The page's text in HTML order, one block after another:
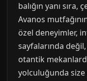
balığın yanı
Avanos
özel deneyimler,
sayfalarında
otantik
yolculuğunda